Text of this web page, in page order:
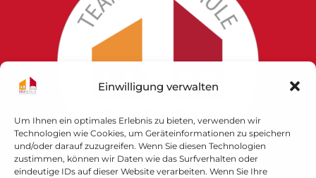
Einwilligung verwalten
Um Ihnen ein optimales Erlebnis zu bieten, verwenden wir
Technologien wie Cookies, um Geräteinformationen zu speichern
und/oder darauf zuzugreifen. Wenn Sie diesen Technologien
zustimmen, können wir Daten wie das Surfverhalten oder
eindeutige IDs auf dieser Website verarbeiten. Wenn Sie Ihre